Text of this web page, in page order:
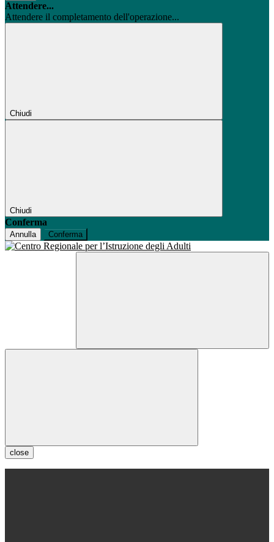
Attendere...
Attendere il completamento dell'operazione...
Chiudi
Chiudi
Conferma
Annulla Conferma
close